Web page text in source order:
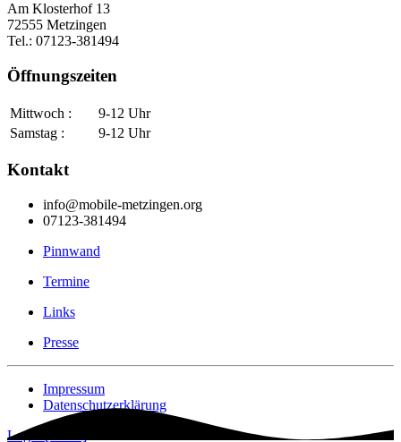
Am Klosterhof 13
72555 Metzingen
Tel.: 07123-381494
Öffnungszeiten
Mittwoch :
9-12 Uhr
Samstag :
9-12 Uhr
Kontakt
info@mobile-metzingen.org
07123-381494
Pinnwand
Termine
Links
Presse
Impressum
Datenschutzerklärung
Login [Intern]